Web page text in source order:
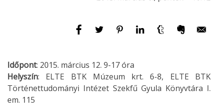
Időpont: 2015. március 12. 9-17 óra
Helyszín: ELTE BTK Múzeum krt. 6-8, ELTE BTK
Történettudományi Intézet Szekfű Gyula Könyvtára I.
em. 115